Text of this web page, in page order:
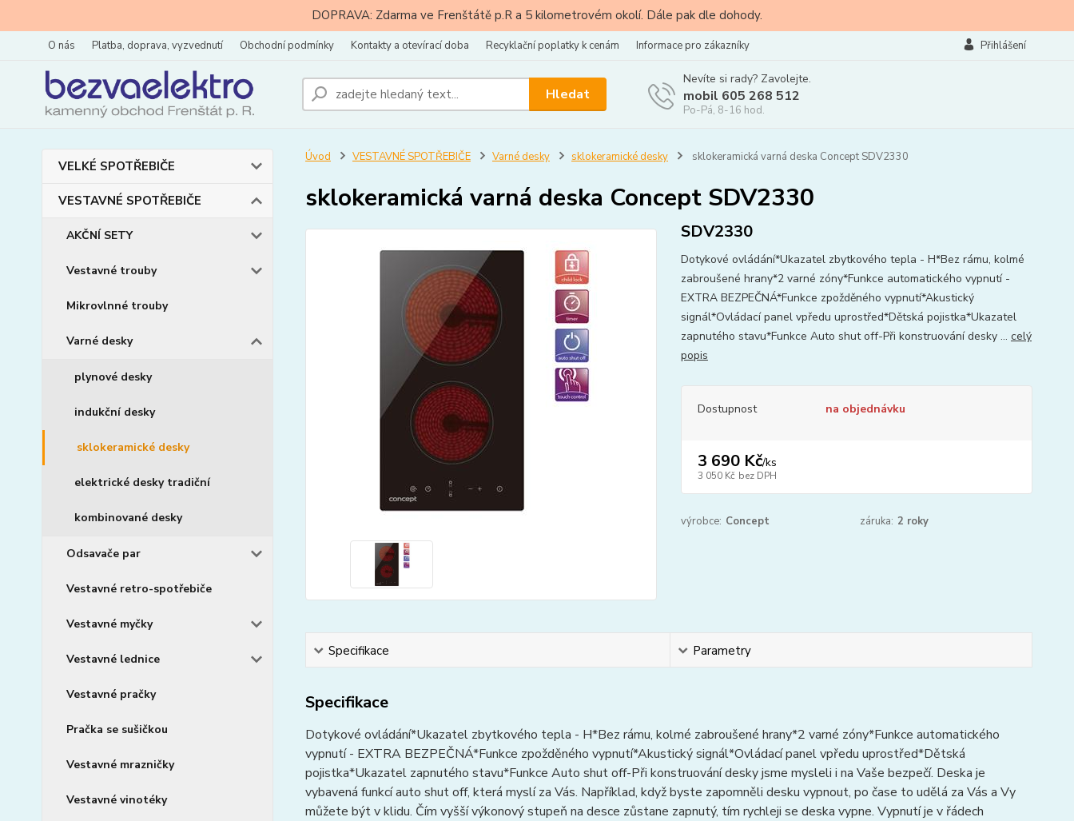
DOPRAVA: Zdarma ve Frenštátě p.R a 5 kilometrovém okolí. Dále pak dle dohody.
O nás Platba, doprava, vyzvednutí Obchodní podmínky Kontakty a otevírací doba Recyklační poplatky k cenám Informace pro zákazníky Přihlášení
Hledat
Nevíte si rady? Zavolejte.
mobil 605 268 512
Po-Pá, 8-16 hod.
VELKÉ SPOTŘEBIČE
VESTAVNÉ SPOTŘEBIČE
AKČNÍ SETY
Vestavné trouby
Mikrovlnné trouby
Varné desky
plynové desky
indukční desky
sklokeramické desky
elektrické desky tradiční
kombinované desky
Odsavače par
Vestavné retro-spotřebiče
Vestavné myčky
Vestavné lednice
Vestavné pračky
Pračka se sušičkou
Vestavné mrazničky
Vestavné vinotéky
Úvod VESTAVNÉ SPOTŘEBIČE Varné desky sklokeramické desky sklokeramická varná deska Concept SDV2330
sklokeramická varná deska Concept SDV2330
SDV2330
Dotykové ovládání*Ukazatel zbytkového tepla - H*Bez rámu, kolmé
zabroušené hrany*2 varné zóny*Funkce automatického vypnutí -
EXTRA BEZPEČNÁ*Funkce zpožděného vypnutí*Akustický
signál*Ovládací panel vpředu uprostřed*Dětská pojistka*Ukazatel
zapnutého stavu*Funkce Auto shut off-Při konstruování desky ... celý
popis
Dostupnost na objednávku
3 690 Kč/ks
3 050 Kč bez DPH
výrobce: Concept záruka: 2 roky
Specifikace Parametry
Specifikace
Dotykové ovládání*Ukazatel zbytkového tepla - H*Bez rámu, kolmé zabroušené hrany*2 varné zóny*Funkce automatického
vypnutí - EXTRA BEZPEČNÁ*Funkce zpožděného vypnutí*Akustický signál*Ovládací panel vpředu uprostřed*Dětská
pojistka*Ukazatel zapnutého stavu*Funkce Auto shut off-Při konstruování desky jsme mysleli i na Vaše bezpečí. Deska je
vybavená funkcí auto shut off, která myslí za Vás. Například, když byste zapomněli desku vypnout, po čase to udělá za Vás a Vy
můžete být v klidu. Čím vyšší výkonový stupeň na desce zůstane zapnutý, tím rychleji se deska vypne. Vypnutí je v řádech